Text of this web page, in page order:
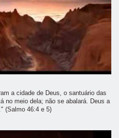
a cidade de Deus, o santuário das
no meio dela; não se abalará. Deus a
(Salmo 46:4 e 5)